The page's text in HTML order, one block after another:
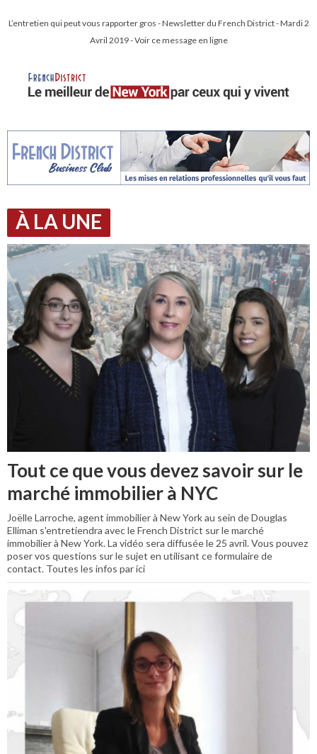
L’entretien qui peut vous rapporter gros - Newsletter du French District - Mardi 2
Avril 2019 - Voir ce message en ligne
À LA UNE
Tout ce que vous devez savoir sur le
marché immobilier à NYC
Joëlle Larroche, agent immobilier à New York au sein de Douglas
Elliman s'entretiendra avec le French District sur le marché
immobilier à New York. La vidéo sera diffusée le 25 avril. Vous pouvez
poser vos questions sur le sujet en utilisant ce formulaire de
contact. Toutes les infos par ici